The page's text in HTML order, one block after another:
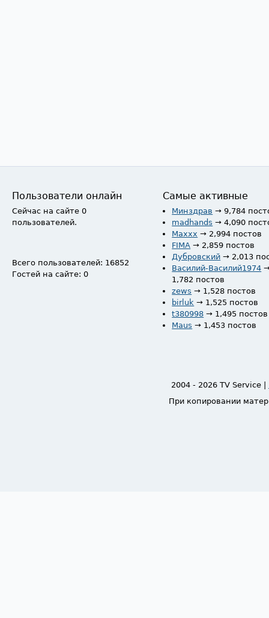
Пользователи онлайн
Сейчас на сайте 0
пользователей.
Всего пользователей: 16852
Гостей на сайте: 0
Самые активные
Минздрав → 9,784
madhands → 4,090
Maxxx → 2,994 постов
FIMA → 2,859 постов
Дубровский → 2,013
Василий-Василий1974
1,782 постов
zews → 1,528 постов
birluk → 1,525 постов
t380998 → 1,495 постов
Maus → 1,453 постов
2004 - 2026 TV Service |
При копировании